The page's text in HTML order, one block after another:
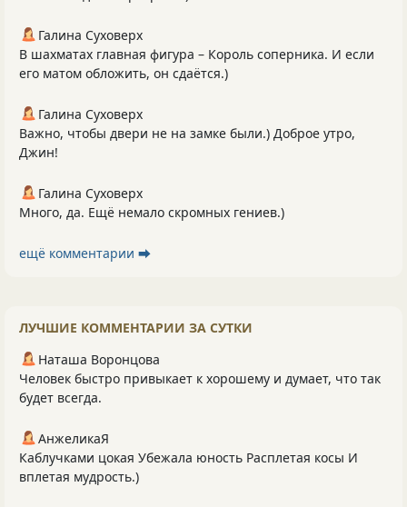
Галина Суховерх
В шахматах главная фигура – Король соперника. И если
его матом обложить, он сдаётся.)
Галина Суховерх
Важно, чтобы двери не на замке были.) Доброе утро,
Джин!
Галина Суховерх
Много, да. Ещё немало скромных гениев.)
ещё комментарии ⮕
ЛУЧШИЕ КОММЕНТАРИИ ЗА СУТКИ
Наташа Воронцова
Человек быстро привыкает к хорошему и думает, что так
будет всегда.
АнжеликаЯ
Каблучками цокая Убежала юность Расплетая косы И
вплетая мудрость.)